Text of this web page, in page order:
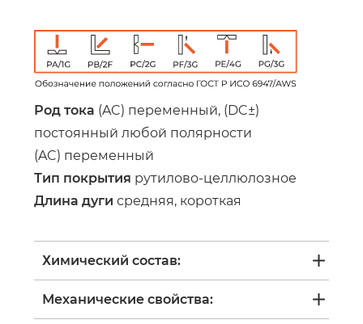
Род тока (AC) переменный, (DC±)
постоянный любой полярности
(AC) переменный
Тип покрытия рутилово-целлюлозное
Длина дуги средняя, короткая
Химический состав:
Механические свойства: